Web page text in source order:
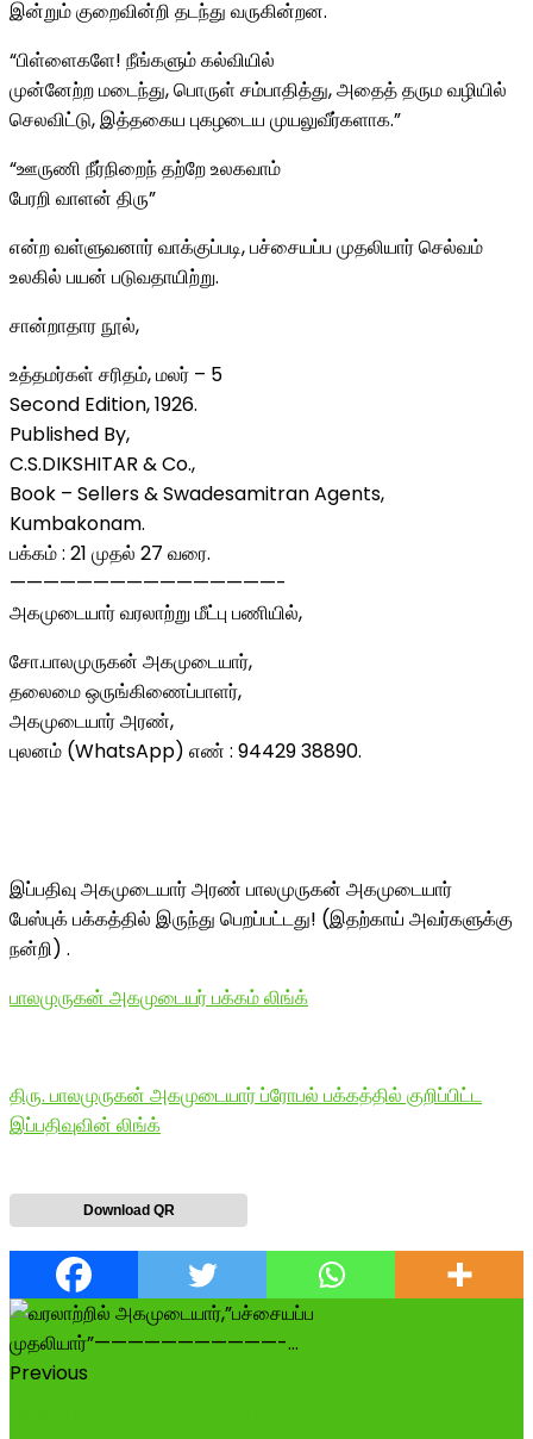
இன்றும் குறைவின்றி தடந்து வருகின்றன.
“பிள்ளைகளே! நீங்களும் கல்வியில்
முன்னேற்ற மடைந்து, பொருள் சம்பாதித்து, அதைத் தரும வழியில்
செலவிட்டு, இத்தகைய புகழடைய முயலுவீர்களாக.”
“ஊருணி நீர்நிறைந் தற்றே உலகவாம்
பேரறி வாளன் திரு”
என்ற வள்ளுவனார் வாக்குப்படி, பச்சையப்ப முதலியார் செல்வம்
உலகில் பயன் படுவதாயிற்று.
சான்றாதார நூல்,
உத்தமர்கள் சரிதம், மலர் – 5
Second Edition, 1926.
Published By,
C.S.DIKSHITAR & Co.,
Book – Sellers & Swadesamitran Agents,
Kumbakonam.
பக்கம் : 21 முதல் 27 வரை.
————————————————-
அகமுடையார் வரலாற்று மீட்பு பணியில்,
சோ.பாலமுருகன் அகமுடையார்,
தலைமை ஒருங்கிணைப்பாளர்,
அகமுடையார் அரண்,
புலனம் (WhatsApp) எண் : 94429 38890.
இப்பதிவு அகமுடையார் அரண் பாலமுருகன் அகமுடையார்
பேஸ்புக் பக்கத்தில் இருந்து பெறப்பட்டது! (இதற்காய் அவர்களுக்கு
நன்றி) .
பாலமுருகன் அகமுடையர் பக்கம் லிங்க்
திரு. பாலமுருகன் அகமுடையார் ப்ரோபல் பக்கத்தில் குறிப்பிட்ட
இப்பதிவுவின் லிங்க்
Download QR
Previous